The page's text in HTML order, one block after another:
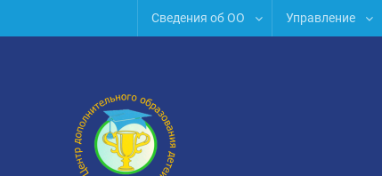
Сведения об ОО Управление